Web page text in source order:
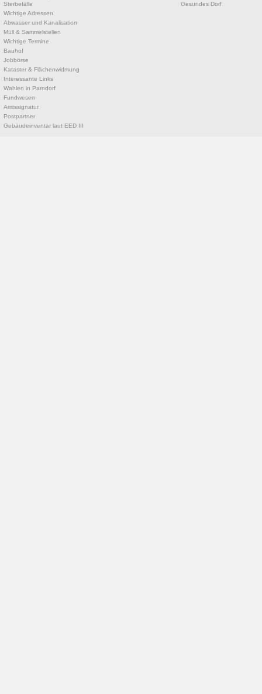
Sterbefälle
Wichtige Adressen
Abwasser und Kanalisation
Müll & Sammelstellen
Wichtige Termine
Bauhof
Jobbörse
Kataster & Flächenwidmung
Interessante Links
Wahlen in Parndorf
Fundwesen
Amtssignatur
Postpartner
Gebäudeinventar laut EED III
Gesundes Dorf